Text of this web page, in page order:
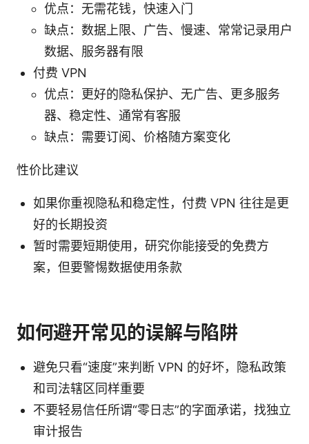
优点：无需花钱，快速入门
缺点：数据上限、广告、慢速、常常记录用户
数据、服务器有限
付费 VPN
优点：更好的隐私保护、无广告、更多服务
器、稳定性、通常有客服
缺点：需要订阅、价格随方案变化
性价比建议
如果你重视隐私和稳定性，付费 VPN 往往是更
好的长期投资
暂时需要短期使用，研究你能接受的免费方
案，但要警惕数据使用条款
如何避开常见的误解与陷阱
避免只看“速度”来判断 VPN 的好坏，隐私政策
和司法辖区同样重要
不要轻易信任所谓“零日志”的字面承诺，找独立
审计报告